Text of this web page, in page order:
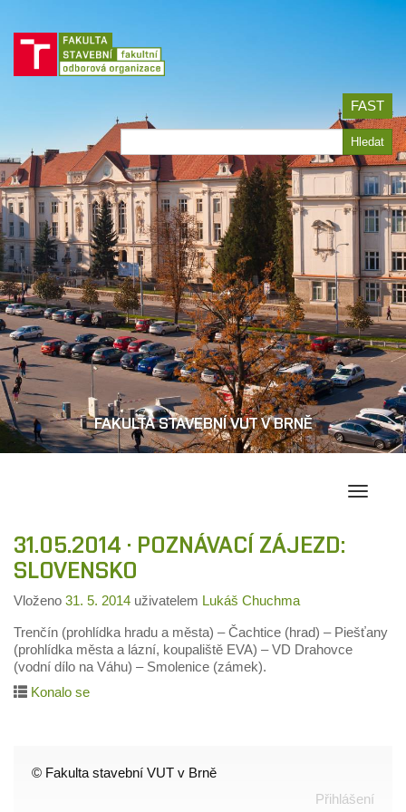
FAKULTA STAVEBNÍ VUT V BRNĚ
Jít
na
obsah
FAST
Hledat
31.05.2014 · POZNÁVACÍ ZÁJEZD:
SLOVENSKO
Vloženo 31. 5. 2014 uživatelem Lukáš Chuchma
Trenčín (prohlídka hradu a města) – Čachtice (hrad) – Piešťany
(prohlídka města a lázní, koupaliště EVA) – VD Drahovce
(vodní dílo na Váhu) – Smolenice (zámek).
Konalo se
© Fakulta stavební VUT v Brně
Přihlášení